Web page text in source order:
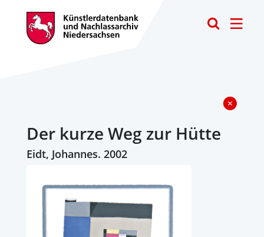
Der kurze Weg zur Hütte
Eidt, Johannes. 2002